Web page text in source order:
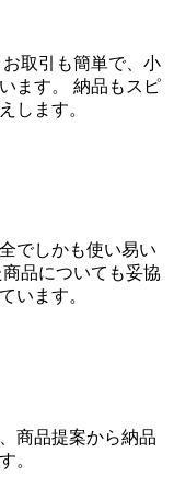
取引も簡単で、小
ます。 納品もスピ
します。
でしかも使い易い
品についても妥協
います。
商品提案から納品
。